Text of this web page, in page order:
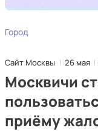
Город
Сайт Москвы 26 мая
Москвичи
приёму